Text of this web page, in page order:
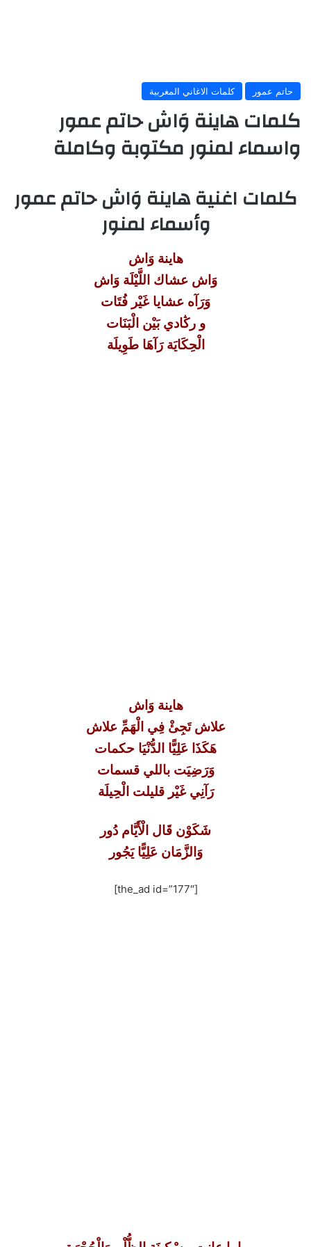
حاتم عمور كلمات الاغاني المغربية
كلمات هاينة وَاش حاتم عمور
واسماء لمنور مكتوبة وكاملة
كلمات اغنية هاينة وَاش حاتم عمور
وأسماء لمنور
هاينة وَاش
وَاش عشاك اللَّيْلَة وَاش
وَرَآه عشايا غَيْر فُتَات
و رڭادي بَيْن الْبَنَات
الْحِكَايَة رَآهَا طَوِيلَة
هاينة وَاش
علاش تَجِئْ فِي الْهَمِّ علاش
هَكَذَا عَلِيًّا الدُّنْيَا حكمات
وَرَضِيَت باللي قسمات
رَآنِي غَيْر قليلت الْحِيلَة
شَكَوْن قَال الْأَيَّام دُور
وَالزَّمَان عَلِيًّا يَجُور
[the_ad id=”177″]